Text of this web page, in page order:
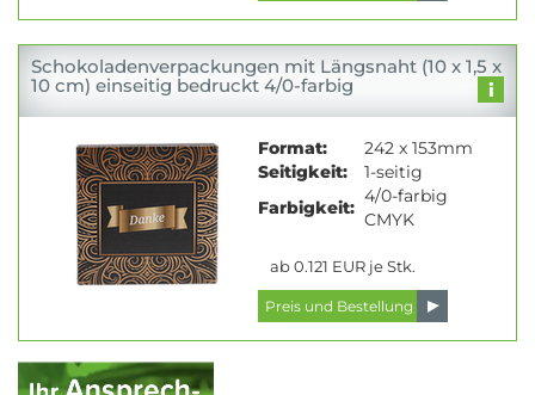
Schokoladenverpackungen mit Längsnaht (10 x 1,5 x
10 cm) einseitig bedruckt 4/0-farbig
Format:
242 x 153mm
Seitigkeit:
1-seitig
Farbigkeit:
4/0-farbig
CMYK
ab 0.121 EUR je Stk.